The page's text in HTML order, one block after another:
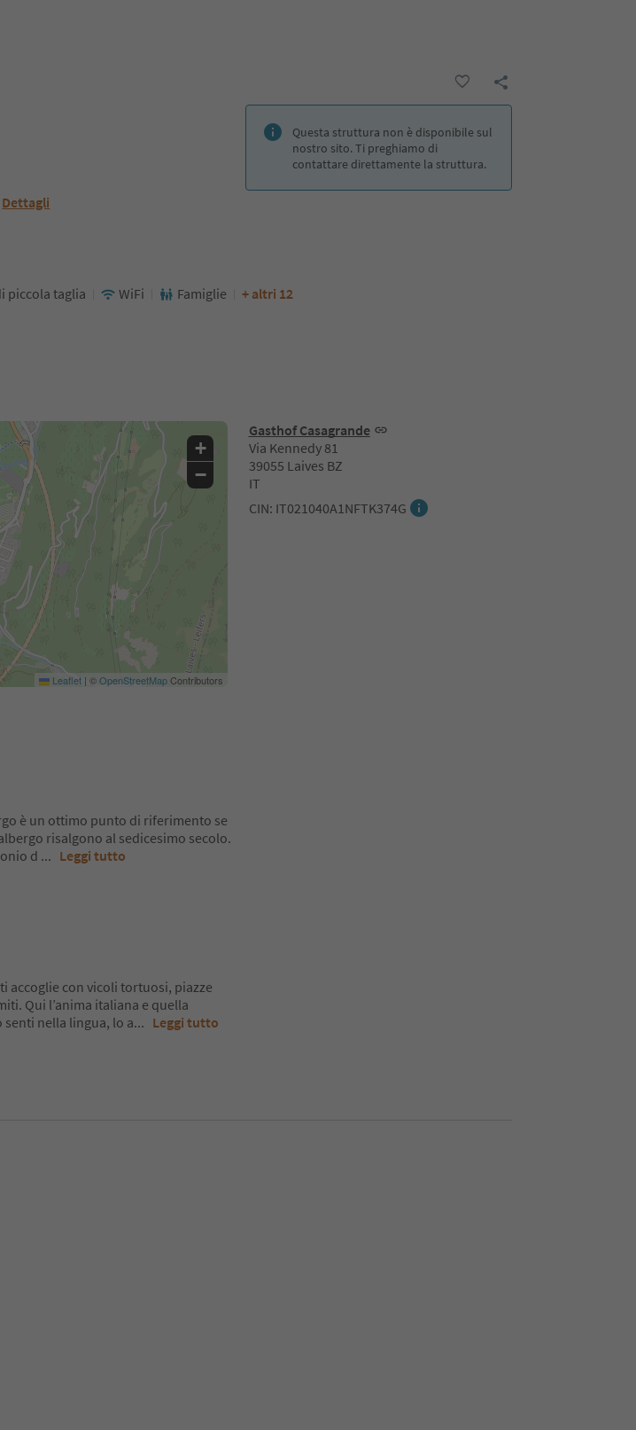
Dettagli
Questa struttura non è disponibile sul
nostro sito. Ti preghiamo di
contattare direttamente la struttura.
piccola taglia WiFi Famiglie + altri 12
Gasthof Casagrande
Via Kennedy 81
39055 Laives BZ
IT
CIN: IT021040A1NFTK374G
+
−
Leaflet | ©OpenStreetMapContributors
è un ottimo punto di riferimento se
risalgono al sedicesimo secolo.
d ... Leggi tutto
accoglie con vicoli tortuosi, piazze
Qui l’anima italiana e quella
nella lingua, lo a... Leggi tutto